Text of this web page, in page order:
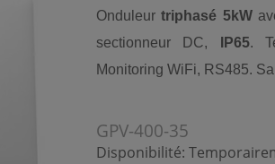
Onduleurtriphasé 5kW
sectionneur DC,
IP65.
Monitoring WiFi, RS485.
GPV-400-35
Disponibilité: